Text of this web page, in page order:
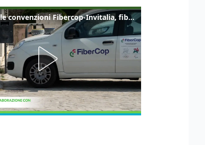
Sottoscritte le convenzioni Fibercop-Invitalia, fibra ottica per 477 mila civici